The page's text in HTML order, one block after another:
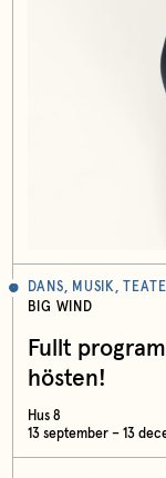
DANS, MUSIK,
BIG WIND
Fullt
hösten!
Hus 8
13 september – 13